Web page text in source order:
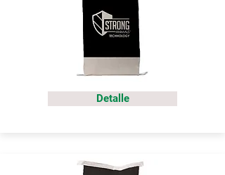
Detalle